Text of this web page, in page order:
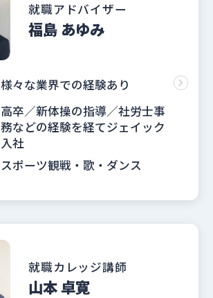
就職アドバイザー
福島 あゆみ
様々な業界での経験あり
高卒／新体操の指導／社労士事
務などの経験を経てジェイック
入社
スポーツ観戦・歌・ダンス
就職カレッジ講師
山本 卓寛